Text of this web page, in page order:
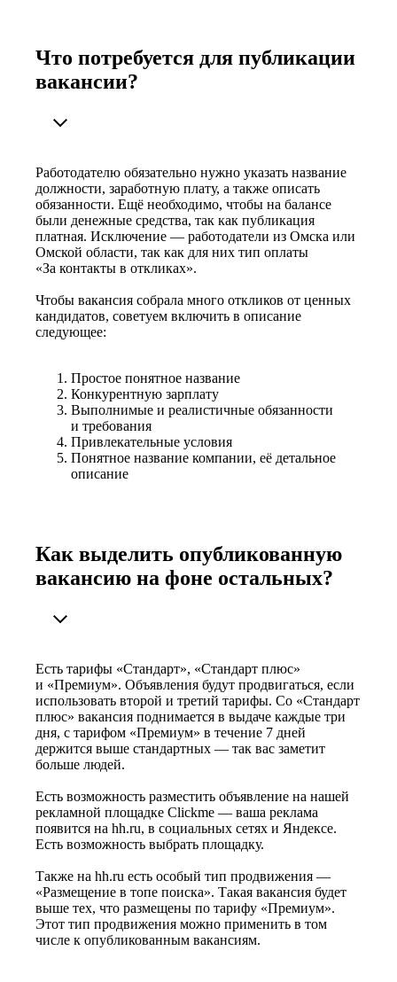
Что потребуется для публикации
вакансии?
Работодателю обязательно нужно указать название
должности, заработную плату, а также описать
обязанности. Ещё необходимо, чтобы на балансе
были денежные средства, так как публикация
платная. Исключение — работодатели из Омска или
Омской области, так как для них тип оплаты
«За контакты в откликах».
Чтобы вакансия собрала много откликов от ценных
кандидатов, советуем включить в описание
следующее:
Простое понятное название
Конкурентную зарплату
Выполнимые и реалистичные обязанности
и требования
Привлекательные условия
Понятное название компании, её детальное
описание
Как выделить опубликованную
вакансию на фоне остальных?
Есть тарифы «Стандарт», «Стандарт плюс»
и «Премиум». Объявления будут продвигаться, если
использовать второй и третий тарифы. Со «Стандарт
плюс» вакансия поднимается в выдаче каждые три
дня, с тарифом «Премиум» в течение 7 дней
держится выше стандартных — так вас заметит
больше людей.
Есть возможность разместить объявление на нашей
рекламной площадке Clickme — ваша реклама
появится на hh.ru, в социальных сетях и Яндексе.
Есть возможность выбрать площадку.
Также на hh.ru есть особый тип продвижения —
«Размещение в топе поиска». Такая вакансия будет
выше тех, что размещены по тарифу «Премиум».
Этот тип продвижения можно применить в том
числе к опубликованным вакансиям.